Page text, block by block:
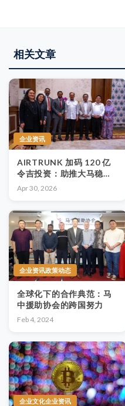
相关文章
企业资讯
AIRTRUNK 加码 120 亿
令吉投资：助推大马稳坐
区域数字枢纽地位
Apr 30, 2026
企业资讯政策动态
全球化下的合作典范：马
中援助协会的跨国努力
Feb 4, 2024
企业文化企业资讯